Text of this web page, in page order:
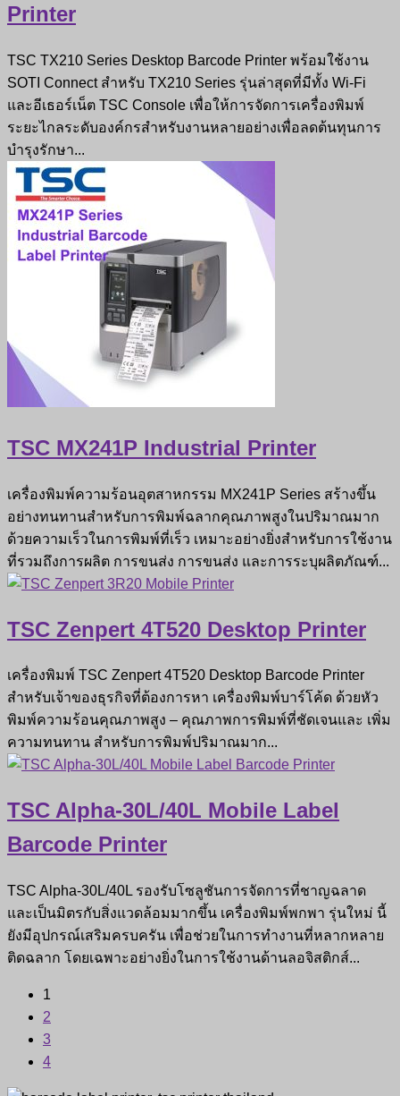
Printer
TSC TX210 Series Desktop Barcode Printer พร้อมใช้งาน
SOTI Connect สำหรับ TX210 Series รุ่นล่าสุดที่มีทั้ง Wi-Fi
และอีเธอร์เน็ต TSC Console เพื่อให้การจัดการเครื่องพิมพ์
ระยะไกลระดับองค์กรสำหรับงานหลายอย่างเพื่อลดต้นทุนการ
บำรุงรักษา...
TSC MX241P Industrial Printer
เครื่องพิมพ์ความร้อนอุตสาหกรรม MX241P Series สร้างขึ้น
อย่างทนทานสำหรับการพิมพ์ฉลากคุณภาพสูงในปริมาณมาก
ด้วยความเร็วในการพิมพ์ที่เร็ว เหมาะอย่างยิ่งสำหรับการใช้งาน
ที่รวมถึงการผลิต การขนส่ง การขนส่ง และการระบุผลิตภัณฑ์...
TSC Zenpert 4T520 Desktop Printer
เครื่องพิมพ์ TSC Zenpert 4T520 Desktop Barcode Printer
สำหรับเจ้าของธุรกิจที่ต้องการหา เครื่องพิมพ์บาร์โค้ด ด้วยหัว
พิมพ์ความร้อนคุณภาพสูง ‒ คุณภาพการพิมพ์ที่ชัดเจนและ เพิ่ม
ความทนทาน สำหรับการพิมพ์ปริมาณมาก...
TSC Alpha-30L/40L Mobile Label
Barcode Printer
TSC Alpha-30L/40L รองรับโซลูชันการจัดการที่ชาญฉลาด
และเป็นมิตรกับสิ่งแวดล้อมมากขึ้น เครื่องพิมพ์พกพา รุ่นใหม่ นี้
ยังมีอุปกรณ์เสริมครบครัน เพื่อช่วยในการทำงานที่หลากหลาย
ติดฉลาก โดยเฉพาะอย่างยิ่งในการใช้งานด้านลอจิสติกส์...
1
2
3
4